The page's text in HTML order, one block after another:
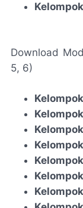
Download
5, 6)